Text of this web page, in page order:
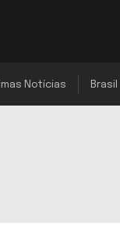
Notícias Brasil